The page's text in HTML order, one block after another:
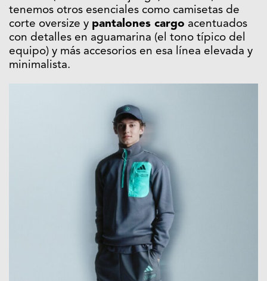
tenemos otros esenciales como camisetas de
corte oversize y pantalones cargo acentuados
con detalles en aguamarina (el tono típico del
equipo) y más accesorios en esa línea elevada y
minimalista.